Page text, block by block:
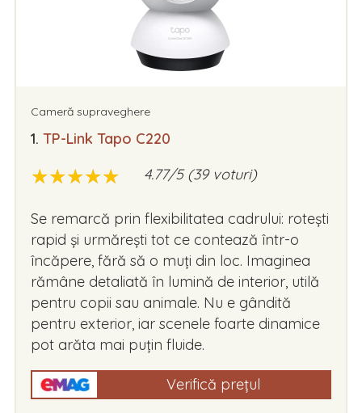
Cameră supraveghere
1. TP-Link Tapo C220
★★★★★
★★★★★ 4.77/5 (39 voturi)
Se remarcă prin flexibilitatea cadrului: rotești
rapid și urmărești tot ce contează într-o
încăpere, fără să o muți din loc. Imaginea
rămâne detaliată în lumină de interior, utilă
pentru copii sau animale. Nu e gândită
pentru exterior, iar scenele foarte dinamice
pot arăta mai puțin fluide.
Verifică prețul